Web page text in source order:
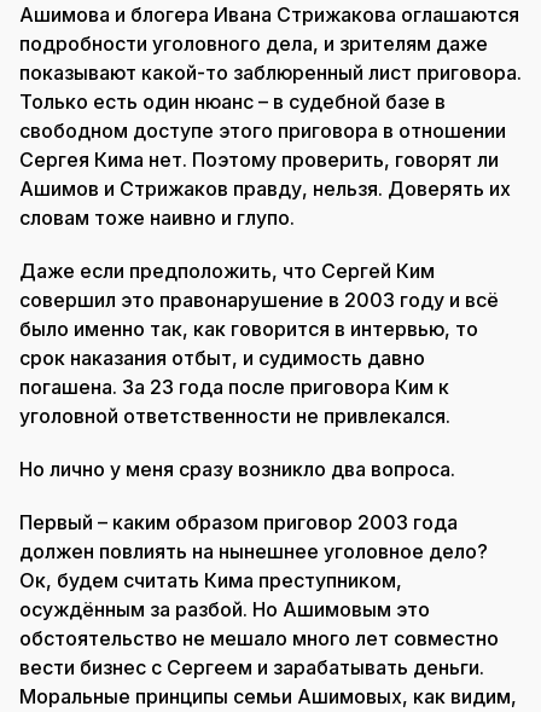
Ашимова и блогера Ивана Стрижакова оглашаются
подробности уголовного дела, и зрителям даже
показывают какой-то заблюренный лист приговора.
Только есть один нюанс – в судебной базе в
свободном доступе этого приговора в отношении
Сергея Кима нет. Поэтому проверить, говорят ли
Ашимов и Стрижаков правду, нельзя. Доверять их
словам тоже наивно и глупо.
Даже если предположить, что Сергей Ким
совершил это правонарушение в 2003 году и всё
было именно так, как говорится в интервью, то
срок наказания отбыт, и судимость давно
погашена. За 23 года после приговора Ким к
уголовной ответственности не привлекался.
Но лично у меня сразу возникло два вопроса.
Первый – каким образом приговор 2003 года
должен повлиять на нынешнее уголовное дело?
Ок, будем считать Кима преступником,
осуждённым за разбой. Но Ашимовым это
обстоятельство не мешало много лет совместно
вести бизнес с Сергеем и зарабатывать деньги.
Моральные принципы семьи Ашимовых, как видим,